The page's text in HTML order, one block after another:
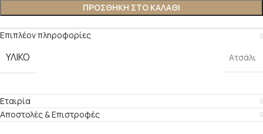
ΠΡΟΣΘΗΚΗ ΣΤΟ ΚΑΛΑΘΙ
Επιπλέον πληροφορίες
ΥΛΙΚΟ Ατσάλι
Εταιρία
Αποστολές & Επιστροφές